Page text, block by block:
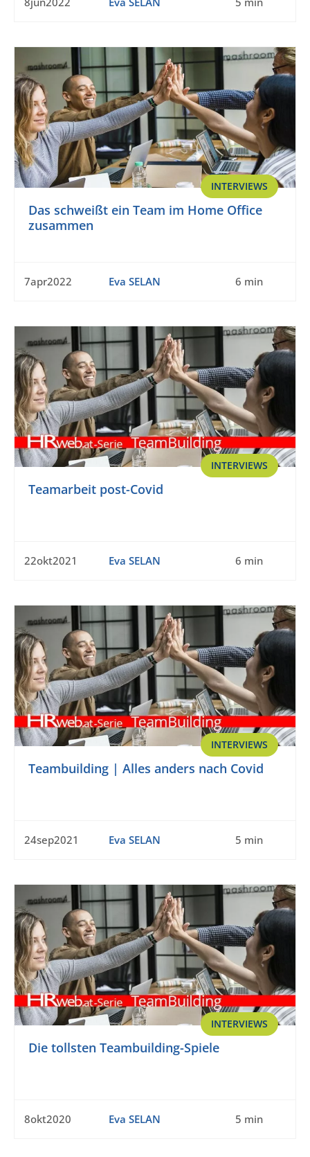
INTERVIEWS
Das schweißt ein Team im Home Office
zusammen
7apr2022 Eva SELAN 6 min
INTERVIEWS
Teamarbeit post-Covid
22okt2021 Eva SELAN 6 min
INTERVIEWS
Teambuilding | Alles anders nach Covid
24sep2021 Eva SELAN 5 min
INTERVIEWS
Die tollsten Teambuilding-Spiele
8okt2020 Eva SELAN 5 min